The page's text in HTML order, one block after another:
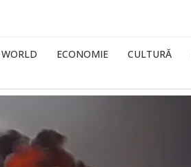
WORLD ECONOMIE CULTURĂ